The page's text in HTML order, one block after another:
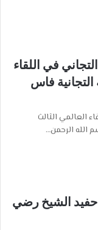
في اللقاء
التجانية فاس
العالمي الثالث
الشيخ رضي